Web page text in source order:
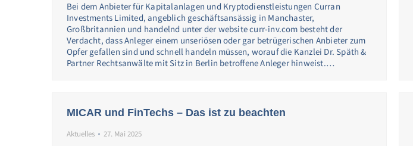
Bei dem Anbieter für Kapitalanlagen und Kryptodienstleistungen Curran
Investments Limited, angeblich geschäftsansässig in Manchaster,
Großbritannien und handelnd unter der website curr-inv.com besteht der
Verdacht, dass Anleger einem unseriösen oder gar betrügerischen Anbieter zum
Opfer gefallen sind und schnell handeln müssen, worauf die Kanzlei Dr. Späth &
Partner Rechtsanwälte mit Sitz in Berlin betroffene Anleger hinweist.…
MICAR und FinTechs – Das ist zu beachten
Aktuelles 27. Mai 2025